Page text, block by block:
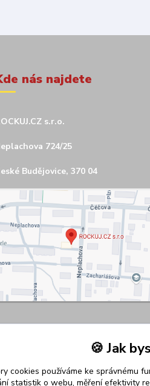
nás najdete
s.r.o.
724/25
Budějovice, 370 04
🍪 Jak
cookies používáme ke správnému
statistik o webu, měření efektivity